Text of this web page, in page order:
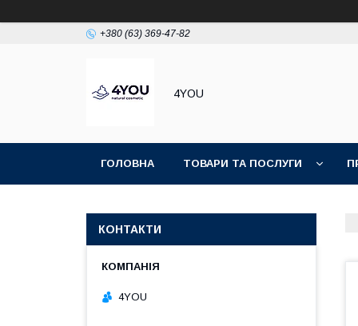
+380 (63) 369-47-82
4YOU
ГОЛОВНА ТОВАРИ ТА ПОСЛУГИ
КОНТАКТИ
4YOU